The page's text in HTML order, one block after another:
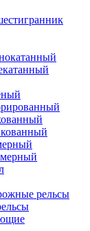
рельсы